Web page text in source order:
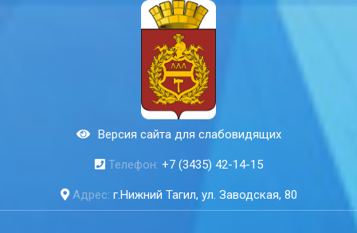
Версия сайта для слабовидящих
Телефон: +7 (3435) 42-14-15
Адрес: г.Нижний Тагил, ул. Заводская, 80